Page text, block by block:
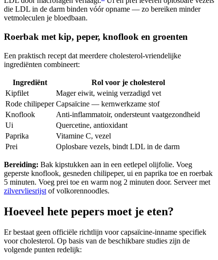
die LDL in de darm binden vóór opname — zo bereiken minder
vetmoleculen je bloedbaan.
Roerbak met kip, peper, knoflook en groenten
Een praktisch recept dat meerdere cholesterol-vriendelijke
ingrediënten combineert:
Ingrediënt
Rol voor je cholesterol
Kipfilet
Mager eiwit, weinig verzadigd vet
Rode chilipeper Capsaïcine — kernwerkzame stof
Knoflook
Anti-inflammatoir, ondersteunt vaatgezondheid
Ui
Quercetine, antioxidant
Paprika
Vitamine C, vezel
Prei
Oplosbare vezels, bindt LDL in de darm
Bereiding: Bak kipstukken aan in een eetlepel olijfolie. Voeg
geperste knoflook, gesneden chilipeper, ui en paprika toe en roerbak
5 minuten. Voeg prei toe en warm nog 2 minuten door. Serveer met
zilvervliesrijst of volkorennoodles.
Hoeveel hete pepers moet je eten?
Er bestaat geen officiële richtlijn voor capsaïcine-inname specifiek
voor cholesterol. Op basis van de beschikbare studies zijn de
volgende punten redelijk: